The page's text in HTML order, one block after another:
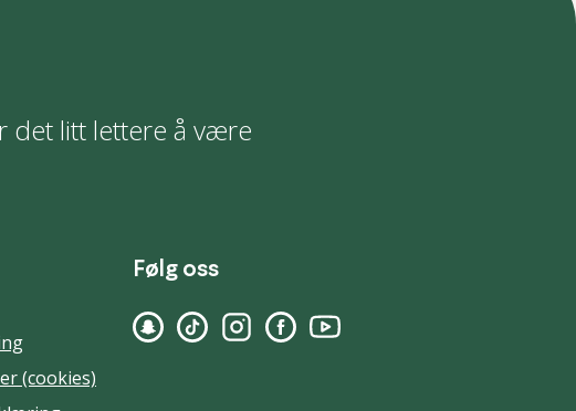
det litt lettere å være
(cookies)
Følg oss